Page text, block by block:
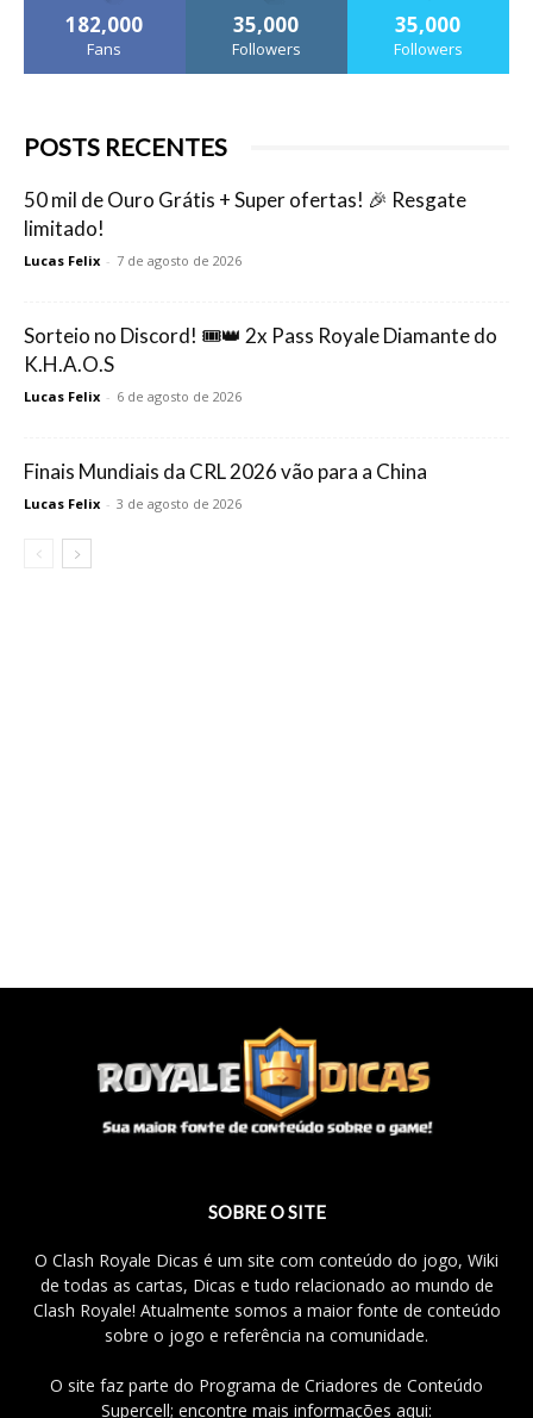
182,000
Fans
35,000
Followers
35,000
Followers
POSTS RECENTES
50 mil de Ouro Grátis + Super ofertas! 🎉 Resgate
limitado!
Lucas Felix - 7 de agosto de 2026
Sorteio no Discord! 🎟️👑 2x Pass Royale Diamante do
K.H.A.O.S
Lucas Felix - 6 de agosto de 2026
Finais Mundiais da CRL 2026 vão para a China
Lucas Felix - 3 de agosto de 2026
SOBRE O SITE
O Clash Royale Dicas é um site com conteúdo do jogo, Wiki
de todas as cartas, Dicas e tudo relacionado ao mundo de
Clash Royale! Atualmente somos a maior fonte de conteúdo
sobre o jogo e referência na comunidade.
O site faz parte do Programa de Criadores de Conteúdo
Supercell; encontre mais informações aqui: